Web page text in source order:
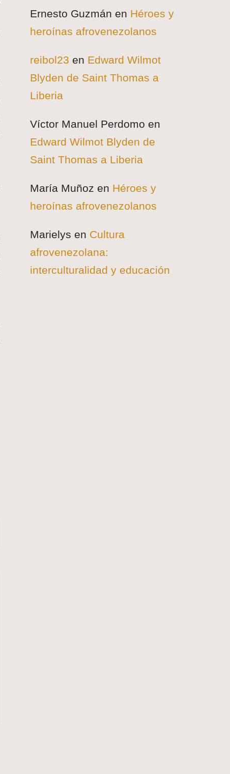
Ernesto Guzmán en Héroes y
heroínas afrovenezolanos
reibol23 en Edward Wilmot
Blyden de Saint Thomas a
Liberia
Víctor Manuel Perdomo en
Edward Wilmot Blyden de
Saint Thomas a Liberia
María Muñoz en Héroes y
heroínas afrovenezolanos
Marielys en Cultura
afrovenezolana:
interculturalidad y educación